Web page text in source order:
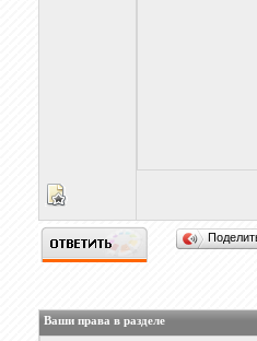
Ваши права в разделе